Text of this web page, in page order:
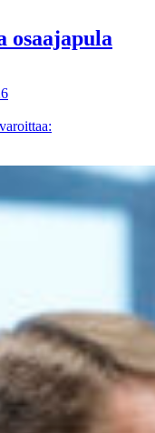
osaajapula